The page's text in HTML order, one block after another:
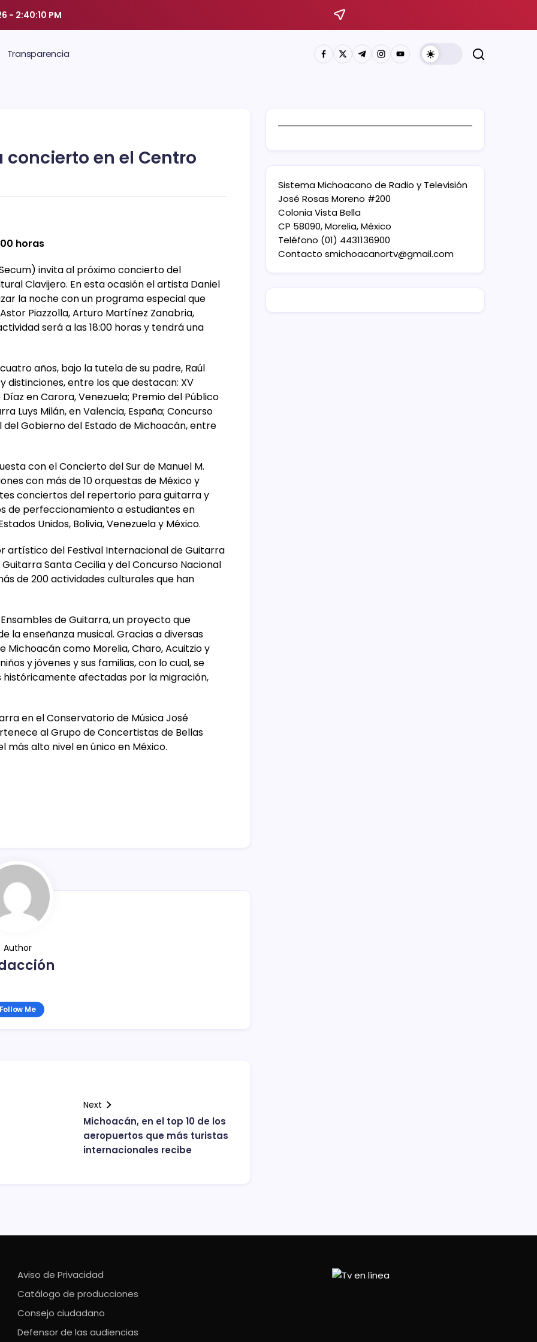
- 2:40:11 PM
Transparencia
concierto en el Centro
horas
invita al próximo concierto del
Clavijero. En esta ocasión el artista Daniel
la noche con un programa especial que
Piazzolla, Arturo Martínez Zanabria,
será a las 18:00 horas y tendrá una
años, bajo la tutela de su padre, Raúl
distinciones, entre los que destacan: XV
en Carora, Venezuela; Premio del Público
Luys Milán, en Valencia, España; Concurso
Gobierno del Estado de Michoacán, entre
con el Concierto del Sur de Manuel M.
con más de 10 orquestas de México y
conciertos del repertorio para guitarra y
de perfeccionamiento a estudiantes en
Unidos, Bolivia, Venezuela y México.
artístico del Festival Internacional de Guitarra
Santa Cecilia y del Concurso Nacional
de 200 actividades culturales que han
de Guitarra, un proyecto que
la enseñanza musical. Gracias a diversas
Michoacán como Morelia, Charo, Acuitzio y
y jóvenes y sus familias, con lo cual, se
afectadas por la migración,
en el Conservatorio de Música José
al Grupo de Concertistas de Bellas
más alto nivel en único en México.
Author
Follow Me
Next
Michoacán, en el top 10 de los
aeropuertos que más turistas
internacionales recibe
Sistema Michoacano de Radio y Televisión
José Rosas Moreno #200
Colonia Vista Bella
CP 58090, Morelia, México
Teléfono (01) 4431136900
Contacto smichoacanortv@gmail.com
Aviso de Privacidad
Catálogo de producciones
Consejo ciudadano
Defensor de las audiencias